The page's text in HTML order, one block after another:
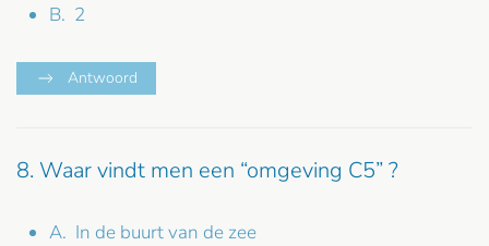
B. 2
Antwoord
8. Waar vindt men een “omgeving C5” ?
A. In de buurt van de zee